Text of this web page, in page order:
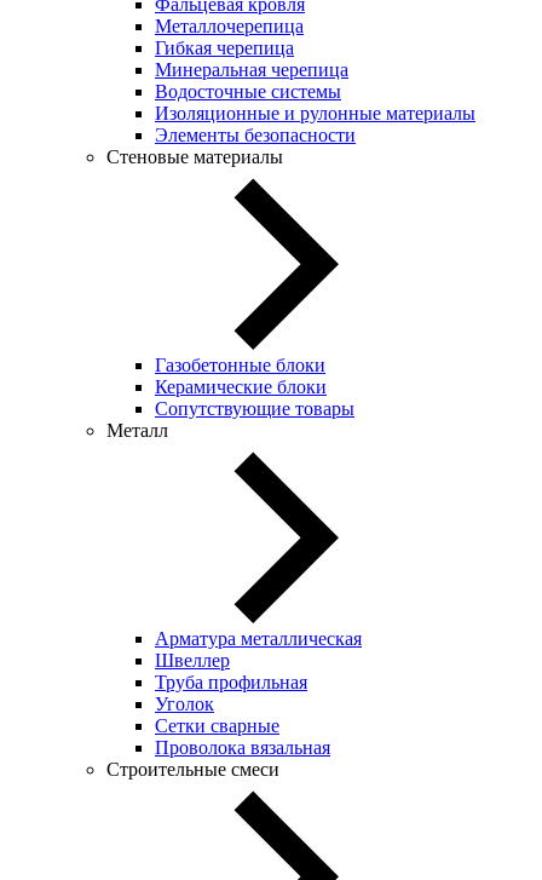
Металлочерепица
Гибкая черепица
Минеральная черепица
Водосточные системы
Изоляционные и рулонные материалы
Элементы безопасности
Стеновые материалы
Газобетонные блоки
Керамические блоки
Сопутствующие товары
Металл
Арматура металлическая
Швеллер
Труба профильная
Уголок
Сетки сварные
Проволока вязальная
Строительные смеси